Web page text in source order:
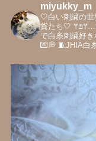
miyukky_m
🤍白い刺繍の
貨たち‎🤍
で白糸刺繍好
💌💭 🧵JHIA白